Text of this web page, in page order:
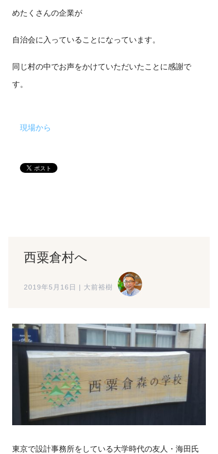
めたくさんの企業が
自治会に入っていることになっています。
同じ村の中でお声をかけていただいたことに感謝で
す。
現場から
西粟倉村へ
2019年5月16日 大前裕樹
東京で設計事務所をしている大学時代の友人・海田氏